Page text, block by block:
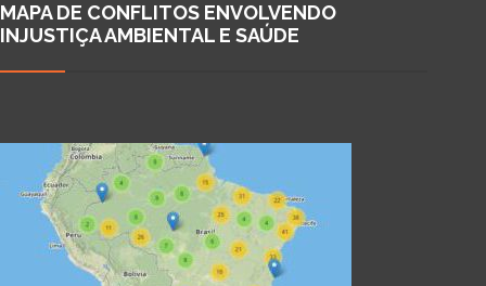
MAPA DE CONFLITOS ENVOLVENDO
INJUSTIÇA AMBIENTAL E SAÚDE